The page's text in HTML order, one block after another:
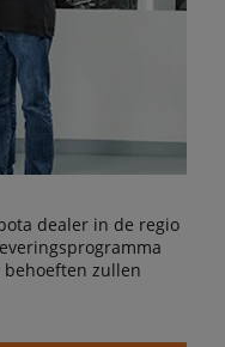
dealer in de regio
zullen